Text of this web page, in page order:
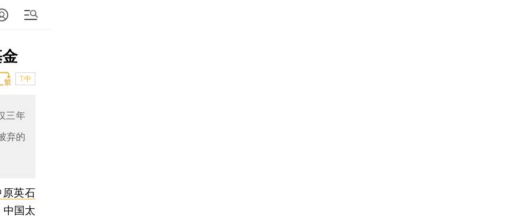
T中
三年
弃的
原英石
中国太